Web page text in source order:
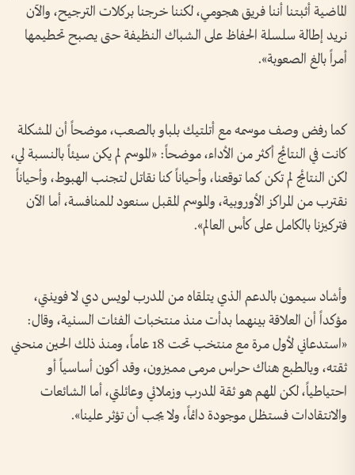
الماضية أثبتنا أننا فريق هجومي، لكننا خرجنا بركلات الترجيح، والآن
نريد إطالة سلسلة الحفاظ على الشباك النظيفة حتى يصبح تحطيمها
أمراً بالغ الصعوبة».
كما رفض وصف موسمه مع أتلتيك بلباو بالصعب، موضحاً أن المشكلة
كانت في النتائج أكثر من الأداء، موضحاً: «الموسم لم يكن سيئاً بالنسبة لي،
لكن النتائج لم تكن كما توقعنا، وأحياناً كنا نقاتل لتجنب الهبوط، وأحياناً
نقترب من المراكز الأوروبية، والموسم المقبل سنعود للمنافسة، أما الآن
فتركيزنا بالكامل على كأس العالم».
وأشاد سيمون بالدعم الذي يتلقاه من المدرب لويس دي لا فوينتي،
مؤكداً أن العلاقة بينهما بدأت منذ منتخبات الفئات السنية، وقال:
«استدعاني لأول مرة مع منتخب تحت 18 عاماً، ومنذ ذلك الحين منحني
ثقته، وبالطبع هناك حراس مرمى مميزون، وقد أكون أساسياً أو
احتياطياً، لكن المهم هو ثقة المدرب وزملائي وعائلتي، أما الشائعات
والانتقادات فستظل موجودة دائماً، ولا يجب أن تؤثر علينا».